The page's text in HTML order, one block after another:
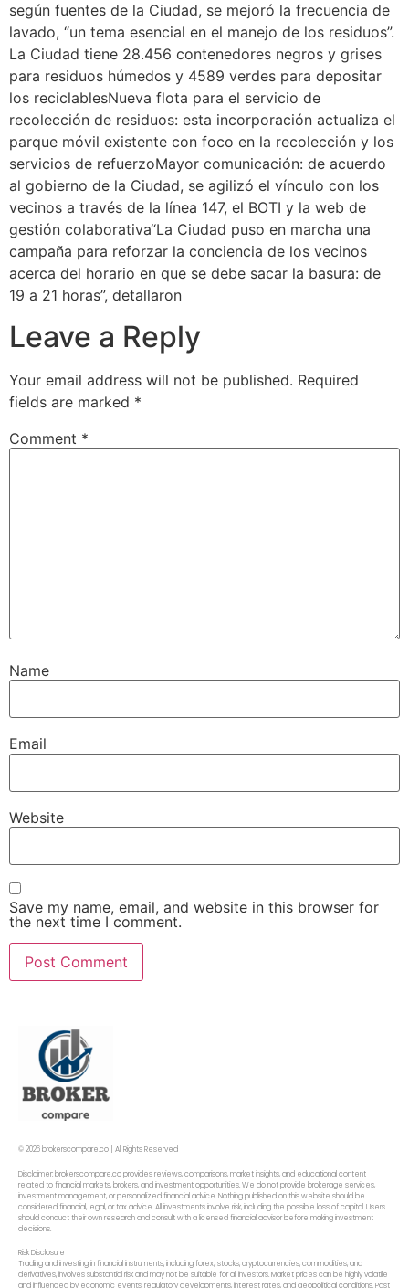
según fuentes de la Ciudad, se mejoró la frecuencia de
lavado, “un tema esencial en el manejo de los residuos”.
La Ciudad tiene 28.456 contenedores negros y grises
para residuos húmedos y 4589 verdes para depositar
los reciclablesNueva flota para el servicio de
recolección de residuos: esta incorporación actualiza el
parque móvil existente con foco en la recolección y los
servicios de refuerzoMayor comunicación: de acuerdo
al gobierno de la Ciudad, se agilizó el vínculo con los
vecinos a través de la línea 147, el BOTI y la web de
gestión colaborativa“La Ciudad puso en marcha una
campaña para reforzar la conciencia de los vecinos
acerca del horario en que se debe sacar la basura: de
19 a 21 horas”, detallaron
Leave a Reply
Your email address will not be published. Required
fields are marked *
Comment *
Name
Email
Website
Save my name, email, and website in this browser for
the next time I comment.
© 2026 brokerscompare.co | All Rights Reserved
Disclaimer: brokerscompare.co provides reviews, comparisons, market insights, and educational content
related to financial markets, brokers, and investment opportunities. We do not provide brokerage services,
investment management, or personalized financial advice. Nothing published on this website should be
considered financial, legal, or tax advice. All investments involve risk, including the possible loss of capital. Users
should conduct their own research and consult with a licensed financial advisor before making investment
decisions.
Risk Disclosure
Trading and investing in financial instruments, including forex,, stocks, cryptocurrencies, commodities, and
derivatives, involves substantial risk and may not be suitable for all investors. Market prices can be highly volatile
and influenced by economic events, regulatory developments, interest rates, and geopolitical conditions. Past